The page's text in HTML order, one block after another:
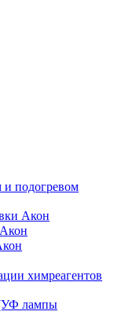
и подогревом
Акон
химреагентов
(УФ лампы